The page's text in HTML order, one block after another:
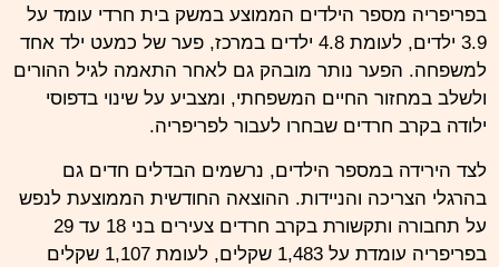
בפריפריה מספר הילדים הממוצע במשק בית חרדי עומד על
3.9 ילדים, לעומת 4.8 ילדים במרכז, פער של כמעט ילד אחד
למשפחה. הפער נותר מובהק גם לאחר התאמה לגיל ההורים
ולשלב במחזור החיים המשפחתי, ומצביע על שינוי בדפוסי
ילודה בקרב חרדים שבחרו לעבור לפריפריה.
לצד הירידה במספר הילדים, נרשמים הבדלים חדים גם
בהרגלי הצריכה והניידות. ההוצאה החודשית הממוצעת לנפש
על תחבורה ותקשורת בקרב חרדים צעירים בני 18 עד 29
בפריפריה עומדת על 1,483 שקלים, לעומת 1,107 שקלים